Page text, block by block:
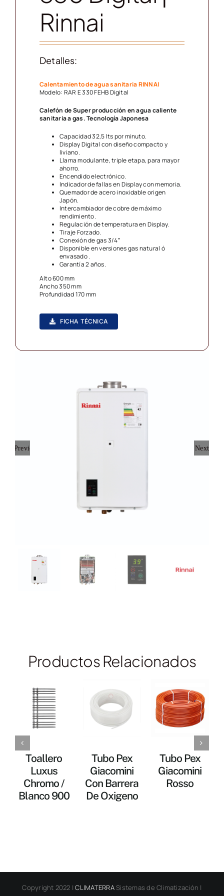
Previous Next
Rinnai
Detalles:
Calentamiento de agua sanitaria RINNAI
Modelo: RAR E 330 FEHB Digital
Calefón de Super producción en agua caliente
sanitaria a gas. Tecnología Japonesa
Capacidad 32,5 lts por minuto.
Display Digital con diseño compacto y
liviano.
Llama modulante, triple etapa, para mayor
ahorro.
Encendido electrónico.
Indicador de fallas en Display con memoria.
Quemador de acero inoxidable origen
Japón.
Intercambiador de cobre de máximo
rendimiento.
Regulación de temperatura en Display.
Tiraje Forzado.
Conexión de gas 3/4″
Disponible en versiones gas natural ó
envasado .
Garantía 2 años.
Alto 600 mm
Ancho 350 mm
Profundidad 170 mm
FICHA TÉCNICA
Productos Relacionados
Toallero
Luxus
Chromo /
Blanco 900
Tubo Pex
Giacomini
Con Barrera
De Oxigeno
Tubo Pex
Giacomini
Rosso
Copyright 2022 |CLIMATERRASistemas de Climatización |